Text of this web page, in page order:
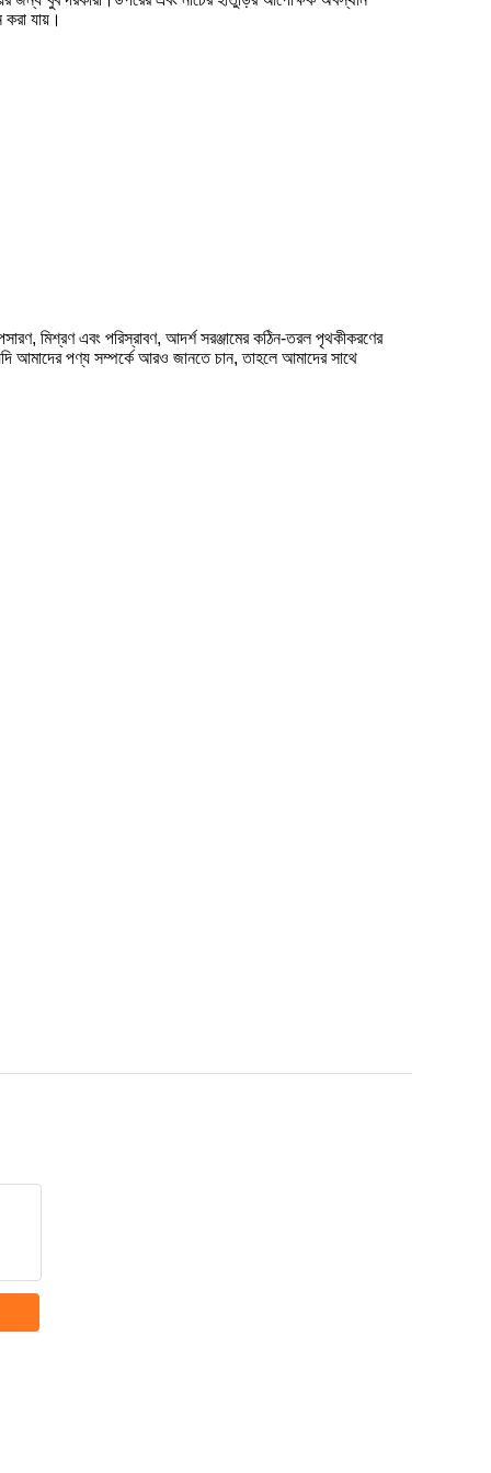
করা যায়।
মিশ্রণ এবং পরিস্রাবণ, আদর্শ সরঞ্জামের কঠিন-তরল পৃথকীকরণের
আমাদের পণ্য সম্পর্কে আরও জানতে চান, তাহলে আমাদের সাথে